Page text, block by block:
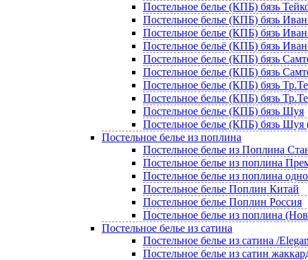
Постельное белье (КПБ) бязь
Постельное белье (КПБ) бязь
Постельное белье (КПБ) бязь
Постельное бельё (КПБ) бязь
Постельное белье (КПБ) бязь
Постельное белье (КПБ) бязь
Постельное белье (КПБ) бязь
Постельное белье (КПБ) бязь
Постельное белье (КПБ) бязь Шуя
Постельное белье (КПБ) бязь Шуя
Постельное белье из поплина
Постельное белье из Поплина
Постельное белье из поплина
Постельное белье из поплина
Постельное белье Поплин Китай
Постельное белье Поплин Россия
Постельное белье из поплина
Постельное белье из сатина
Постельное белье из сатина /
Постельное белье из сатин